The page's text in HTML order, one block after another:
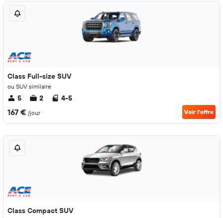
Class Full-size SUV
ou SUV similaire
5 2 4-5
167 € /jour Voir l’offre
Class Compact SUV